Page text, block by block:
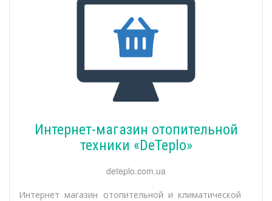
Интернет-магазин отопительной
техники «DeTeplo»
deteplo.com.ua
Интернет магазин отопительной и климатической